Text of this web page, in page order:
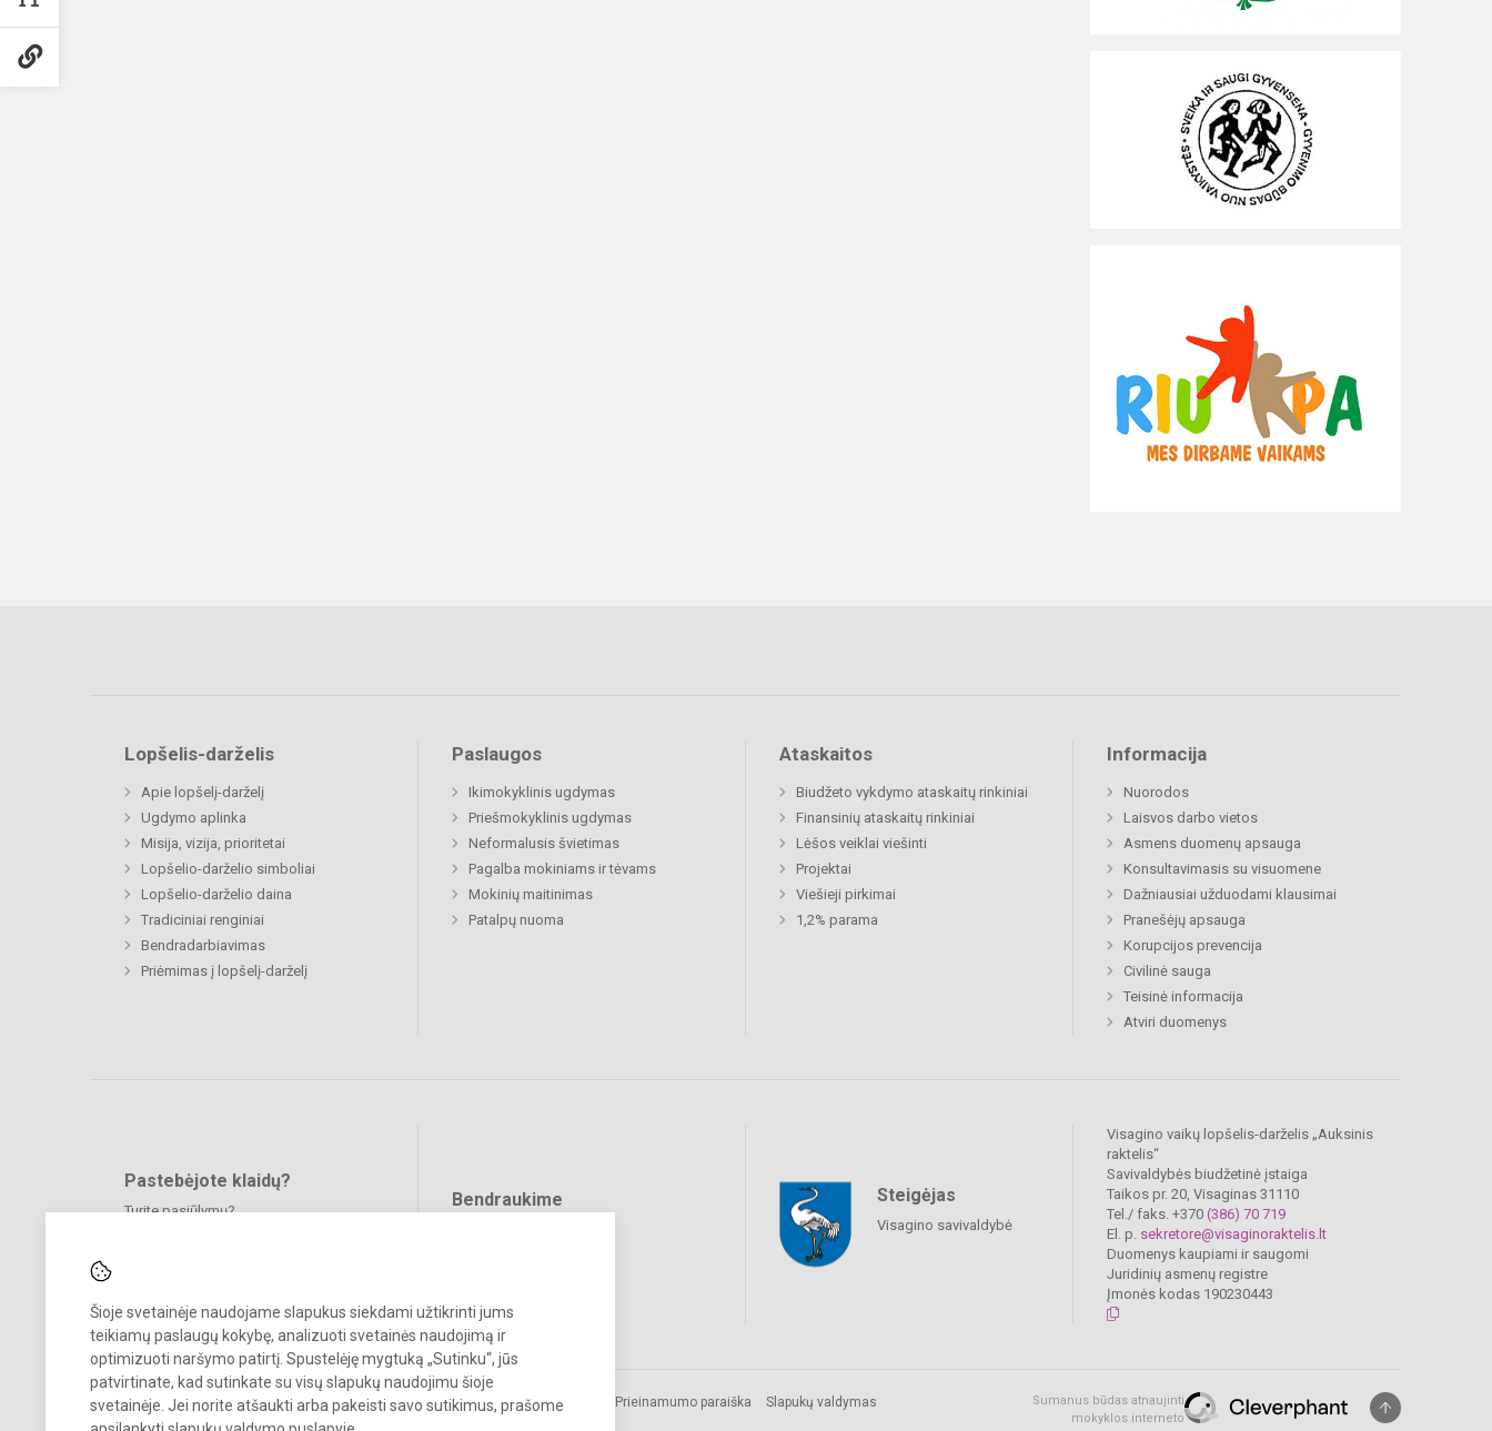
Šioje svetainėje naudojame slapukus siekdami užtikrinti jums
teikiamų paslaugų kokybę, analizuoti svetainės naudojimą ir
optimizuoti naršymo patirtį. Spustelėję mygtuką „Sutinku“, jūs
patvirtinate, kad sutinkate su visų slapukų naudojimu šioje
svetainėje. Jei norite atšaukti arba pakeisti savo sutikimus, prašome
Lopšelis-darželis
Apie lopšelį-darželį
Ugdymo aplinka
Misija, vizija, prioritetai
Lopšelio-darželio simboliai
Lopšelio-darželio daina
Tradiciniai renginiai
Bendradarbiavimas
Priėmimas į lopšelį-darželį
Paslaugos
Ikimokyklinis ugdymas
Priešmokyklinis ugdymas
Neformalusis švietimas
Pagalba mokiniams ir tėvams
Mokinių maitinimas
Patalpų nuoma
Ataskaitos
Biudžeto vykdymo ataskaitų rinkiniai
Finansinių ataskaitų rinkiniai
Lėšos veiklai viešinti
Projektai
Viešieji pirkimai
1,2% parama
Informacija
Nuorodos
Laisvos darbo vietos
Asmens duomenų apsauga
Konsultavimasis su visuomene
Dažniausiai užduodami klausimai
Pranešėjų apsauga
Korupcijos prevencija
Civilinė sauga
Teisinė informacija
Atviri duomenys
Pastebėjote klaidų?
Turite pasiūlymų?
Bendraukime Steigėjas
Visagino savivaldybė
Visagino vaikų lopšelis-darželis „Auksinis
raktelis“
Savivaldybės biudžetinė įstaiga
Taikos pr. 20, Visaginas 31110
Tel./ faks. +370 (386) 70 719
El. p. sekretore@visaginoraktelis.lt
Duomenys kaupiami ir saugomi
Juridinių asmenų registre
Įmonės kodas 190230443
© 2024. Visagino vaikų lopšelis-darželis „Auksinis raktelis“. Visos teisės
saugomos.
Prieinamumo paraiška Slapukų valdymas
Sumanus būdas atnaujinti
mokyklos interneto